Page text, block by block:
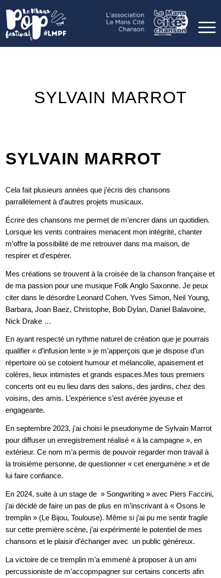
SYLVAIN MARROT
SYLVAIN MARROT
Cela fait plusieurs années que j’écris des chansons
parrallèlement à d’autres projets musicaux.
Écrire des chansons me permet de m’encrer dans un quotidien.
Lorsque les vents contraires menacent mon intégrité, chanter
m’offre la possibilité de me retrouver dans ma maison, de
respirer et d’espérer.
Mes créations se trouvent à la croisée de la chanson française et
de ma passion pour une musique Folk Anglo Saxonne. Je peux
citer dans le désordre Leonard Cohen, Yves Simon, Neil Young,
Barbara, Joan Baez, Christophe, Bob Dylan, Daniel Balavoine,
Nick Drake …
En ayant respecté un rythme naturel de création que je pourrais
qualifier « d’infusion lente » je m’apperçois que je dispose d’un
répertoire où se cotoient humour et mélancolie, apaisement et
colères, lieux intimistes et grands espaces.Mes tous premiers
concerts ont eu eu lieu dans des salons, des jardins, chez des
voisins, des amis. L’expérience s’est avérée joyeuse et
engageante.
En septembre 2023, j’ai choisi le pseudonyme de Sylvain Marrot
pour diffuser un enregistrement réalisé « à la campagne », en
extérieur. Ce nom m’a permis de pouvoir regarder mon travail à
la troisième personne, de questionner « cet energumène » et de
lui faire confiance.
En 2024, suite à un stage de » Songwriting » avec Piers Faccini,
j’ai décidé de faire un pas de plus en m’inscrivant à « Osons le
tremplin » (Le Bijou, Toulouse). Même si j’ai pu me sentir fragile
sur cette première scène, j’ai expérimenté le potentiel de mes
chansons et le plaisir d’échanger avec un public généreux.
La victoire de ce tremplin m’a emmené à proposer à un ami
percussioniste de m’accopmpagner sur certains concerts afin